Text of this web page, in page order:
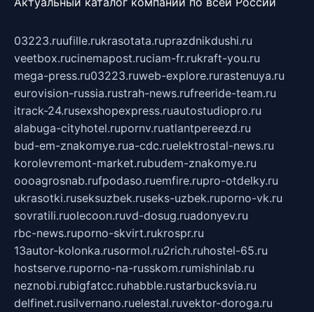
03223.ruufille.rukrasotata.ruprazdnikdushi.ru
veetbox.rucinemapost.ruciam-fr.rukraft-you.ru
mega-press.ru03223.ruweb-explore.rurastenuya.ru
eurovision-russia.rustrah-news.rufreeride-team.ru
itrack-24.rusexshopexpress.ruautostudiopro.ru
alabuga-cityhotel.rupornv.ruatlantpereezd.ru
bud-em-znakomye.rua-cdc.ruelektrostal-news.ru
korolevremont-market.rubudem-znakomye.ru
oooagrosnab.rufpodaso.ruemfire.rupro-otdelky.ru
ukrasotki.ruseksuzbek.ruseks-uzbek.ruporno-vk.ru
sovratili.ruolecoon.ruvd-dosug.ruadonyev.ru
rbc-news.ruporno-skvirt.rukrospr.ru
13autor-kolonka.rusormol.ru2rich.ruhostel-65.ru
hostserve.ruporno-na-russkom.rumishinlab.ru
neznobi.rubigfatcc.ruhabble.rustarbucksvia.ru
delfinet.rusilvernano.ruelestal.ruvektor-doroga.ru